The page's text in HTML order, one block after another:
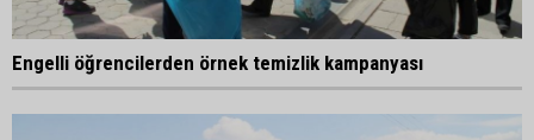
Engelli öğrencilerden örnek temizlik kampanyası